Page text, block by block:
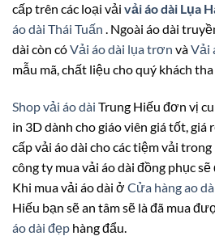
cấp trên các loại vải vải áo dài Lụa
áo dài Thái Tuấn . Ngoài áo dài
dài còn cóVải áo dài lụa trơn vàVải
mẫu mã, chất liệu cho quý khách
Shop vải áo dài Trung Hiếu đơn vị
in 3D dành cho giáo viên giá tốt, giá
cấp vải áo dài cho các tiệm vải
công ty mua vải áo dài đồng phục
Khi mua vải áo dài ở Cửa hàng ao
Hiếu bạn sẽ an tâm sẽ là đã mua
áo dài đẹp hàng đẩu.